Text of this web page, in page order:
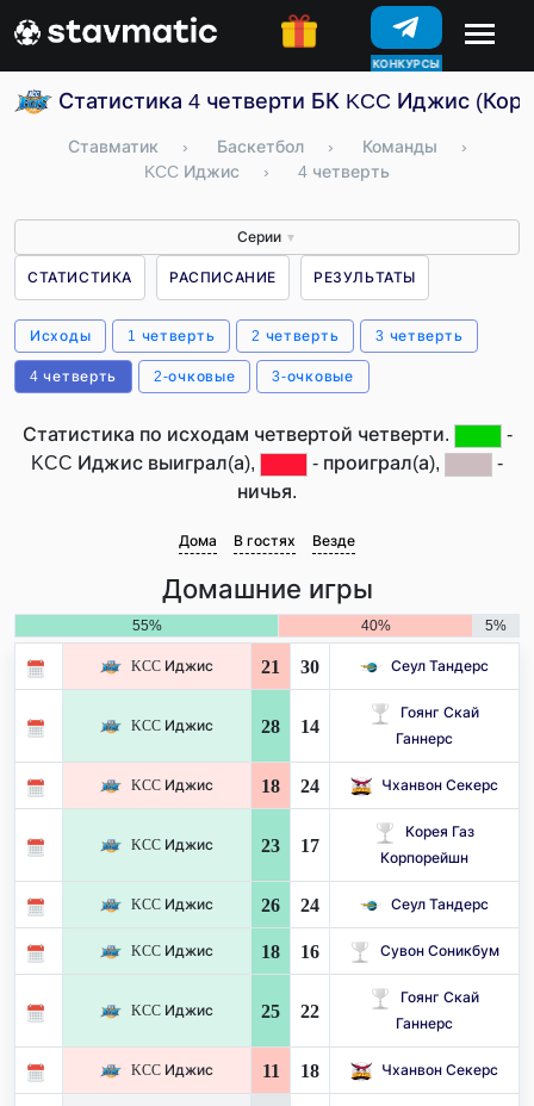
КОНКУРСЫ
Статистика 4 четверти БК KCC Иджис
Ставматик › Баскетбол › Команды
›
KCC Иджис
› 4 четверть
Серии ▼
СТАТИСТИКА РАСПИСАНИЕ РЕЗУЛЬТАТЫ
Исходы 1 четверть 2 четверть 3 четверть
4 четверть 2-очковые 3-очковые
Статистика по исходам четвертой четверти.
-
KCC Иджис выиграл(а),
- проиграл(а),
-
ничья.
Дома В гостях Везде
Домашние игры
55% 40% 5%
KCC Иджис 21 30 Сеул Тандерс
KCC Иджис 28 14
Гоянг Скай
Ганнерс
KCC Иджис 18 24 Чханвон Секерс
KCC Иджис 23 17
Корея Газ
Корпорейшн
KCC Иджис 26 24 Сеул Тандерс
KCC Иджис 18 16 Сувон Соникбум
KCC Иджис 25 22
Гоянг Скай
Ганнерс
KCC Иджис 11 18 Чханвон Секерс